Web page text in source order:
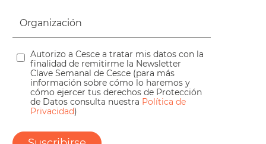
Autorizo a Cesce a tratar mis datos con la
finalidad de remitirme la Newsletter
Clave Semanal de Cesce (para más
información sobre cómo lo haremos y
cómo ejercer tus derechos de Protección
de Datos consulta nuestra Política de
Privacidad)